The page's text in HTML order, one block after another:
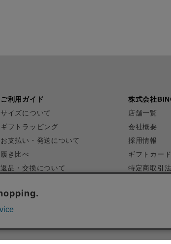
ご利用ガイド
サイズについて
ギフトラッピング
お支払い・発送について
履き比べ
返品・交換について
お問い合わせ
株式会社
店舗一覧
会社概要
採用情報
ギフトカード
特定商取引法